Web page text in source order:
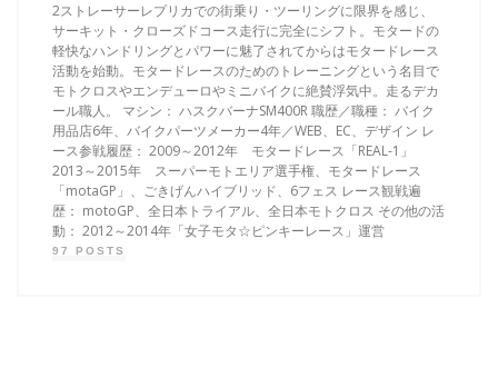
2ストレーサーレプリカでの街乗り・ツーリングに限界を感じ、
サーキット・クローズドコース走行に完全にシフト。モタードの
軽快なハンドリングとパワーに魅了されてからはモタードレース
活動を始動。モタードレースのためのトレーニングという名目で
モトクロスやエンデューロやミニバイクに絶賛浮気中。走るデカ
ール職人。 マシン： ハスクバーナSM400R 職歴／職種： バイク
用品店6年、バイクパーツメーカー4年／WEB、EC、デザイン レ
ース参戦履歴： 2009～2012年 モタードレース「REAL-1」
2013～2015年 スーパーモトエリア選手権、モタードレース
「motaGP」、ごきげんハイブリッド、6フェス レース観戦遍
歴： motoGP、全日本トライアル、全日本モトクロス その他の活
動： 2012～2014年「女子モタ☆ピンキーレース」運営
97 POSTS